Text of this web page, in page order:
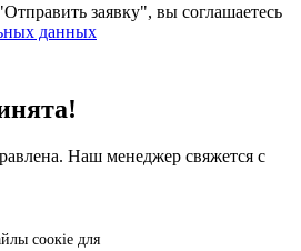
заявку", вы соглашаетесь
данных
Наш менеджер свяжется с
сoокіе для